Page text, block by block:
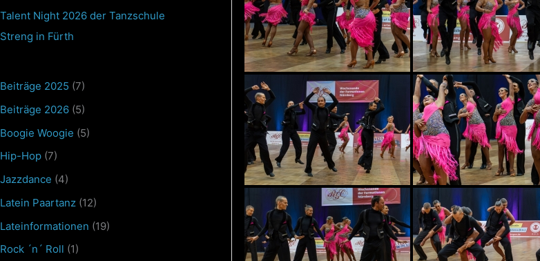
Talent Night 2026 der Tanzschule
Streng in Fürth
Beiträge 2025 (7)
Beiträge 2026 (5)
Boogie Woogie (5)
Hip-Hop (7)
Jazzdance (4)
Latein Paartanz (12)
Lateinformationen (19)
Rock ´n´ Roll (1)